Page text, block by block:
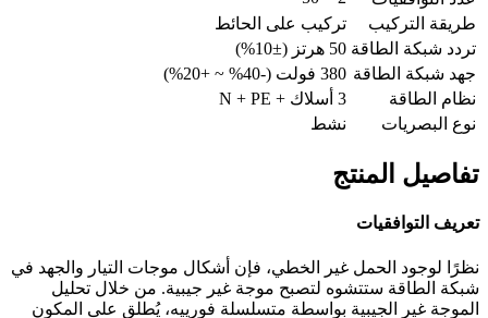
طريقة التركيب
تركيب على الحائط
تردد شبكة الطاقة 50 هرتز (±10%)
جهد شبكة الطاقة 380 فولت (-40% ~ +20%)
نظام الطاقة
3 أسلاك + N + PE
نوع البصريات
نشط
تفاصيل المنتج
تعريف التوافقيات
نظرًا لوجود الحمل غير الخطي، فإن أشكال موجات التيار والجهد في
شبكة الطاقة ستتشوه لتصبح موجة غير جيبية. من خلال تحليل
الموجة غير الجيبية بواسطة متسلسلة فورييه، يُطلق على المكون